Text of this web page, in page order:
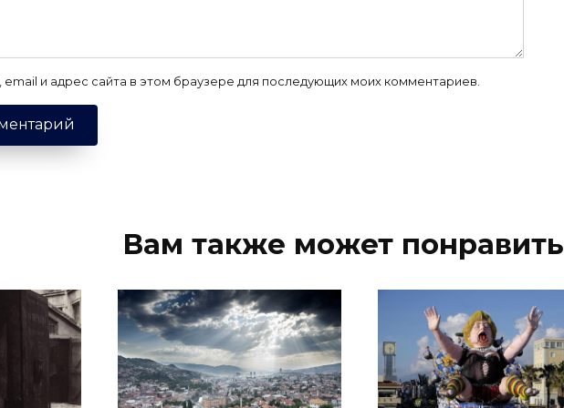
email и адрес сайта в этом браузере для последующих моих комментариев.
Вам также может